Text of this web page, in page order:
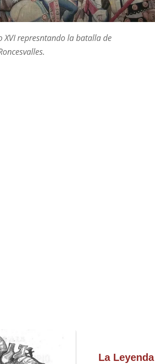
XVI represntando la batalla de
La Leyenda